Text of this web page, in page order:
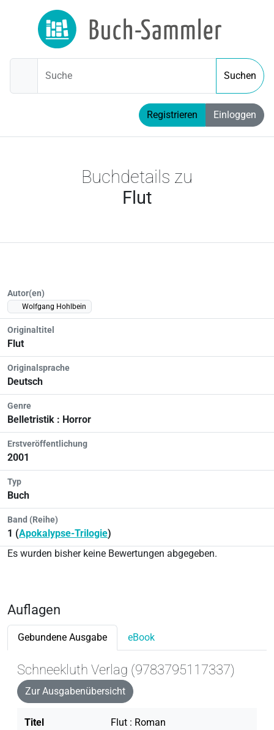
Suche Suchen
Registrieren Einloggen
Buchdetails zu
Flut
Autor(en)
Wolfgang Hohlbein
Originaltitel
Flut
Originalsprache
Deutsch
Genre
Belletristik : Horror
Erstveröffentlichung
2001
Typ
Buch
Band (Reihe)
1 (Apokalypse-Trilogie)
Es wurden bisher keine Bewertungen abgegeben.
Auflagen
Gebundene Ausgabe eBook
Schneekluth Verlag (9783795117337)
Zur Ausgabenübersicht
Titel
Flut : Roman